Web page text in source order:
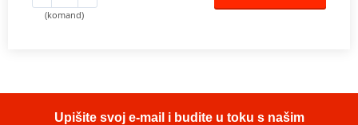
(komand)
Upišite svoj e-mail i budite u toku s našim